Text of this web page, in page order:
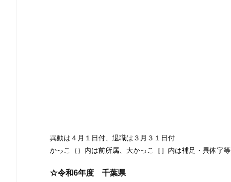
異動は４月１日付、退職は３月３１日付
かっこ（）内は前所属、大かっこ［］内は補足・異体字等
☆令和6年度 千葉県